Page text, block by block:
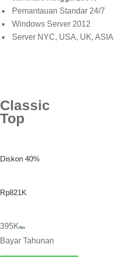
Pemantauan Standar 24/7
Windows Server 2012
Server NYC, USA, UK, ASIA
Classic
Top
Diskon 40%
Rp821K
395K/bln
Bayar Tahunan